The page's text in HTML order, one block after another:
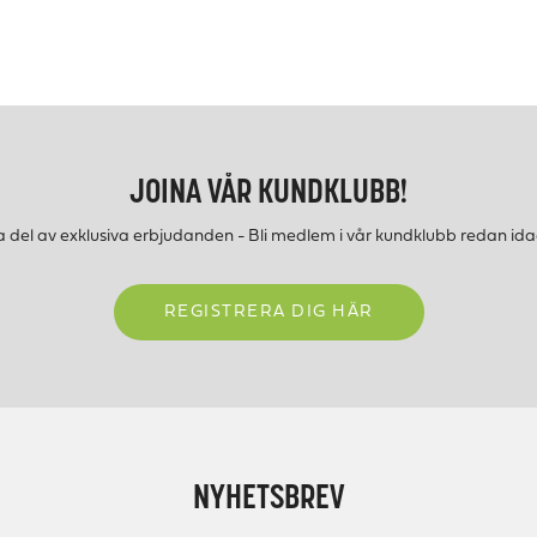
JOINA VÅR KUNDKLUBB!
del av exklusiva erbjudanden - Bli medlem i vår kundklubb redan
REGISTRERA DIG HÄR
NYHETSBREV